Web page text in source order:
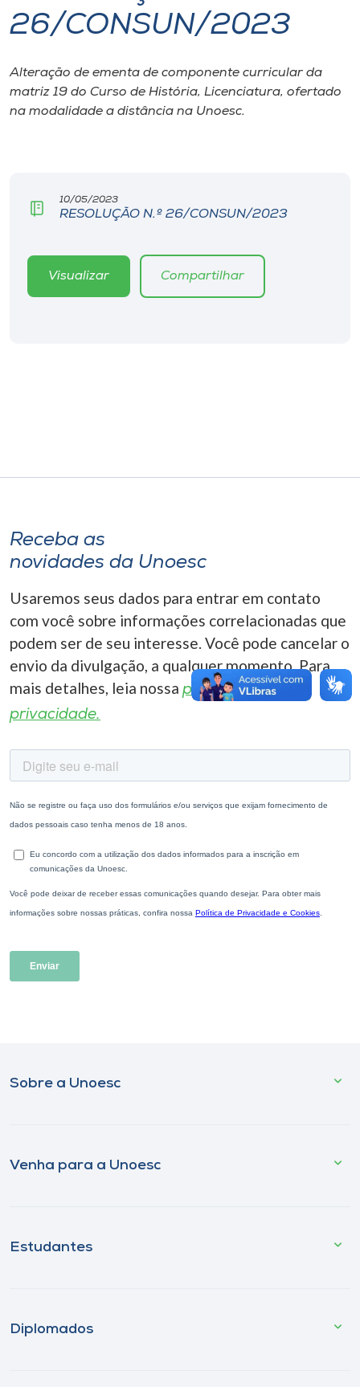
I.nova
Diplomados
Editora
A+
26/CONSUN/2023
Alteração de ementa de componente curricular da
matriz 19 do Curso de História, Licenciatura, ofertado
na modalidade a distância na Unoesc.
10/05/2023
RESOLUÇÃO N.º 26/CONSUN/2023
Visualizar Compartilhar
Receba as
novidades da Unoesc
Usaremos seus dados para entrar em contato
com você sobre informações correlacionadas que
podem ser de seu interesse. Você pode cancelar o
envio da divulgação, a qualquer momento. Para
mais detalhes, leia nossa política de
privacidade.
Sobre a Unoesc
Venha para a Unoesc
Estudantes
Diplomados